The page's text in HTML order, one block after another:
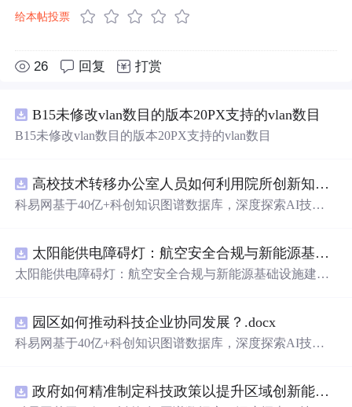
给本帖投票
26 回复 打赏
B15未修改vlan数目的版本20PX支持的vlan数目
B15未修改vlan数目的版本20PX支持的vlan数目
高校技术转移办公室人员如何利用院所创新知识图谱发现技术转化瓶颈？.docx
科易网基于40亿+科创知识图谱数据库，深度探索AI技术
新领域的AI+数智化解决方案，推动科技创新与产业创新
智能化发展。
太阳能供电障碍灯：航空安全合规与新能源基础设施建设驱动的离网照明市场.docx
太阳能供电障碍灯：航空安全合规与新能源基础设施建设
园区如何推动科技企业协同发展？.docx
科易网基于40亿+科创知识图谱数据库，深度探索AI技术
新领域的AI+数智化解决方案，推动科技创新与产业创新政府如何精准制定科技政策以提升区域创新能力？.docx